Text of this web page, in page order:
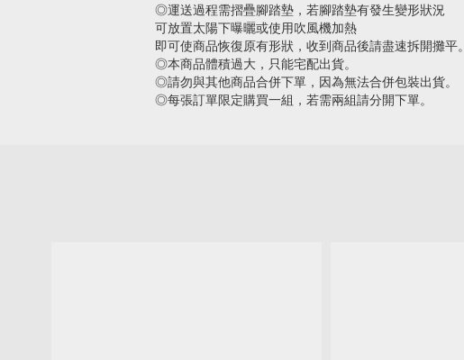
◎運送過程需摺疊腳踏墊，若腳踏墊有發生變形狀況
可放置太陽下曝曬或使用吹風機加熱
即可使商品恢復原有形狀，收到商品後請盡速拆開攤平。
◎本商品體積過大，只能宅配出貨。
◎請勿與其他商品合併下單，因為無法合併包裝出貨。
◎每張訂單限定購買一組，若需兩組請分開下單。